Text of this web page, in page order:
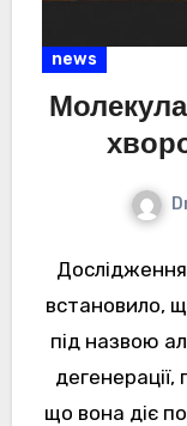
news
встановило,
під назвою
що вона діє